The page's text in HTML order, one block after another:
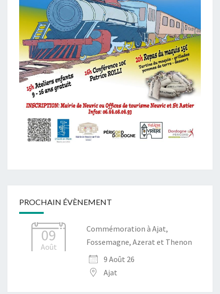
PROCHAIN ÉVÈNEMENT
09
Août
Commémoration à Ajat,
Fossemagne, Azerat et Thenon
9 Août 26
Ajat